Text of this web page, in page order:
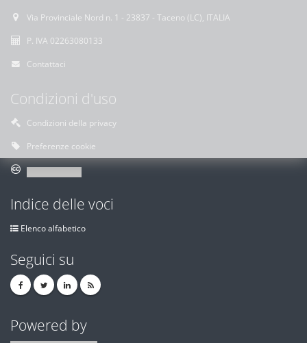
Via Provinciale Nord n. 1 - 23837 - Taceno (LC), ITALIA
P. IVA 02263080133
Contattaci
Condizioni d'uso
Condizioni della privacy
Preferenze cookie
Indice delle voci
Elenco alfabetico
Seguici su
Powered by